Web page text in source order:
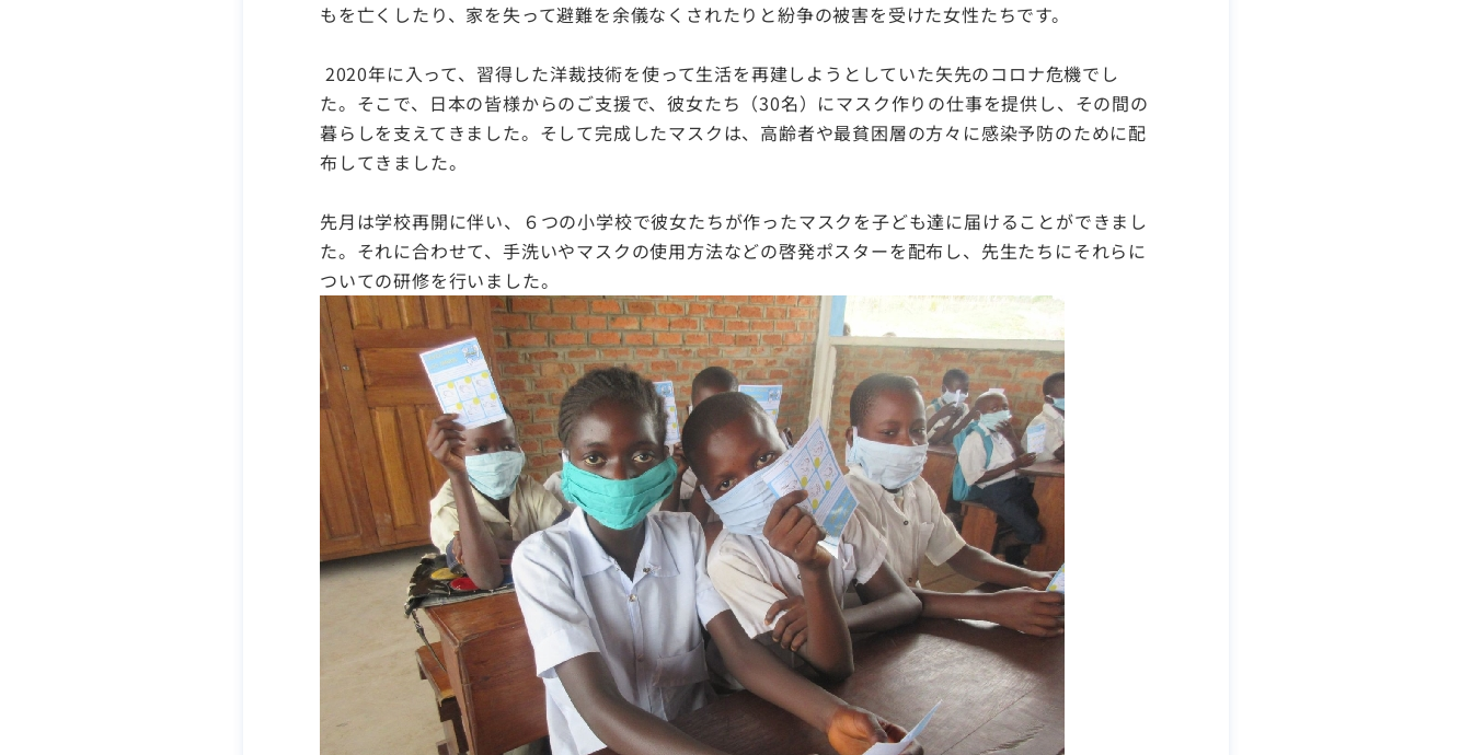
もを亡くしたり、家を失って避難を余儀なくされたりと紛争の被害を受けた女性たちです。
2020年に入って、習得した洋裁技術を使って生活を再建しようとしていた矢先のコロナ危機でし
た。そこで、日本の皆様からのご支援で、彼女たち（30名）にマスク作りの仕事を提供し、その間の
暮らしを支えてきました。そして完成したマスクは、高齢者や最貧困層の方々に感染予防のために配
布してきました。
先月は学校再開に伴い、６つの小学校で彼女たちが作ったマスクを子ども達に届けることができまし
た。それに合わせて、手洗いやマスクの使用方法などの啓発ポスターを配布し、先生たちにそれらに
ついての研修を行いました。